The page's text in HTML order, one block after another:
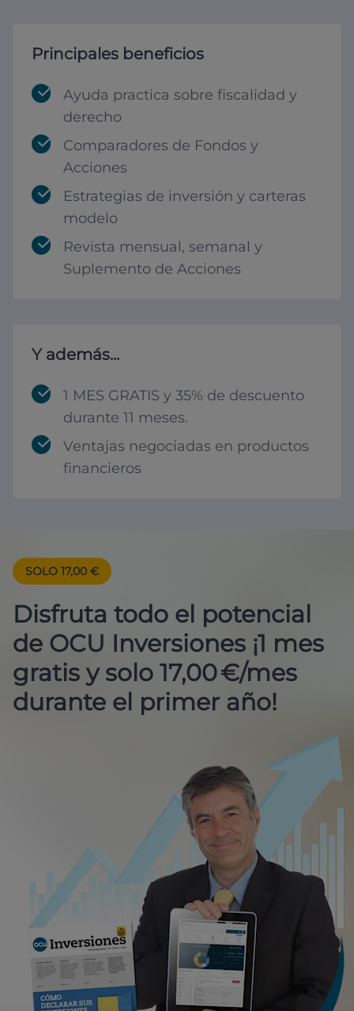
Principales beneficios
Ayuda practica sobre fiscalidad y
derecho
Comparadores de Fondos y
Acciones
Estrategias de inversión y carteras
modelo
Revista mensual, semanal y
Suplemento de Acciones
Y además...
1 MES GRATIS y 35% de descuento
durante 11 meses.
Ventajas negociadas en productos
financieros
SOLO 17,00 €
Disfruta todo el potencial
de OCU Inversiones ¡1 mes
gratis y solo 17,00 €/mes
durante el primer año!